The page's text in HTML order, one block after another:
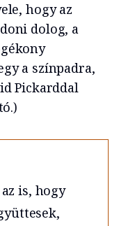
hogy az
dolog, a
a színpadra,
Pickarddal
is, hogy